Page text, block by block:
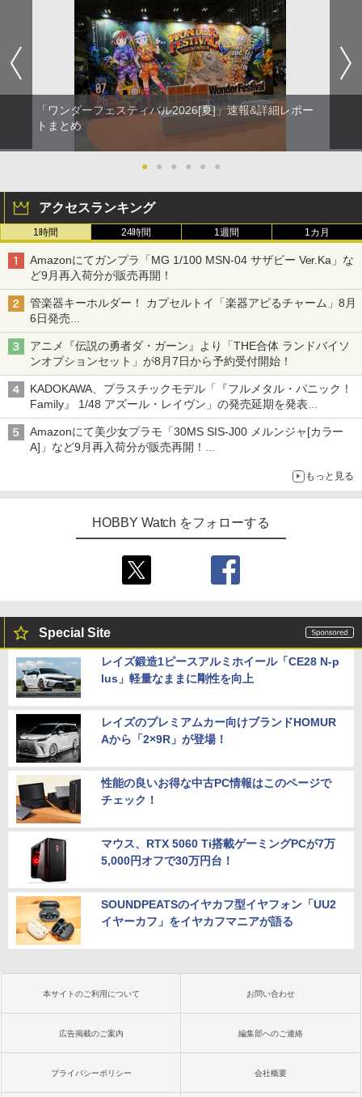
「ワンダーフェスティバル2026[夏]」速報&詳細レポー
トまとめ
● ● ● ● ● ●
アクセスランキング
1時間 24時間 1週間 1カ月
Amazonにてガンプラ「MG 1/100 MSN-04 サザビー Ver.Ka」な
ど9月再入荷分が販売再開！
管楽器キーホルダー！ カプセルトイ「楽器アピるチャーム」8月
6日発売
チューバ、テナサクなど5種各3色
アニメ『伝説の勇者ダ・ガーン』より「THE合体 ランドバイソ
ンオプションセット」が8月7日から予約受付開始！
KADOKAWA、プラスチックモデル「『フルメタル・パニック！
Family』 1/48 アズール・レイヴン」の発売延期を発表
8月から9月に延期
Amazonにて美少女プラモ「30MS SIS-J00 メルンジャ[カラー
A]」など9月再入荷分が販売再開！
もっと見る
HOBBY Watch をフォローする
Special Site
レイズ鍛造1ピースアルミホイール「CE28 N-p
lus」軽量なままに剛性を向上
レイズのプレミアムカー向けブランドHOMUR
Aから「2×9R」が登場！
性能の良いお得な中古PC情報はこのページで
チェック！
マウス、RTX 5060 Ti搭載ゲーミングPCが7万
5,000円オフで30万円台！
SOUNDPEATSのイヤカフ型イヤフォン「UU2
イヤーカフ」をイヤカフマニアが語る
本サイトのご利用について お問い合わせ
広告掲載のご案内 編集部へのご連絡
プライバシーポリシー 会社概要